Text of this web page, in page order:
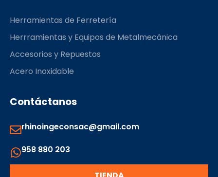
Herramientas de Ferretería
Herrramientas y Equipos de Metalmecánica
Accesorios y Repuestos
Acero Inoxidable
Contáctanos
rhinoingeconsac@gmail.com
958 880 203